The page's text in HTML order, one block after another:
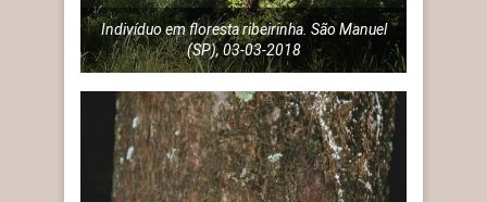
Indivíduo em floresta ribeirinha. São Manuel
(SP), 03-03-2018